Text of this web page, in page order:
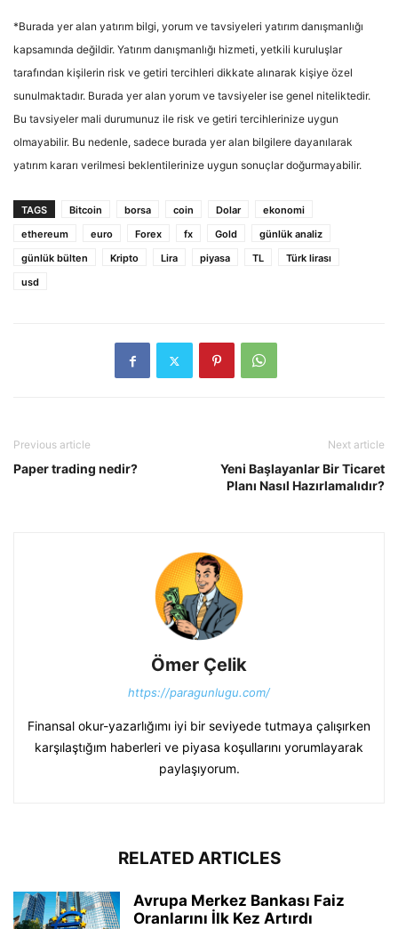
*Burada yer alan yatırım bilgi, yorum ve tavsiyeleri yatırım danışmanlığı
kapsamında değildir. Yatırım danışmanlığı hizmeti, yetkili kuruluşlar
tarafından kişilerin risk ve getiri tercihleri dikkate alınarak kişiye özel
sunulmaktadır. Burada yer alan yorum ve tavsiyeler ise genel niteliktedir.
Bu tavsiyeler mali durumunuz ile risk ve getiri tercihlerinize uygun
olmayabilir. Bu nedenle, sadece burada yer alan bilgilere dayanılarak
yatırım kararı verilmesi beklentilerinize uygun sonuçlar doğurmayabilir.
TAGS Bitcoin borsa coin Dolar
ekonomi
ethereum
euro Forex fx Gold
günlük analiz
günlük bülten
Kripto Lira piyasa TL
Türk lirası
usd
Previous article
Paper trading nedir?
Next article
Yeni Başlayanlar Bir Ticaret
Planı Nasıl Hazırlamalıdır?
Ömer Çelik
https://paragunlugu.com/
Finansal okur-yazarlığımı iyi bir seviyede tutmaya çalışırken
karşılaştığım haberleri ve piyasa koşullarını yorumlayarak
paylaşıyorum.
RELATED ARTICLES
Avrupa Merkez Bankası Faiz
Oranlarını İlk Kez Artırdı